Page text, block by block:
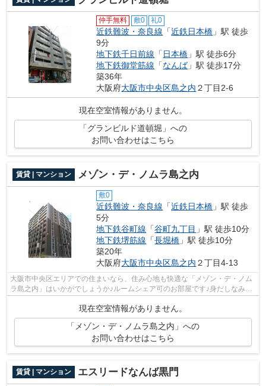
仲手無料 敷0 礼0
近鉄難波・奈良線 「近鉄日本橋 」駅 徒歩
9分
地下鉄千日前線 「 日本橋 」駅 徒歩6分
地下鉄御堂筋線 「なんば」駅 徒歩17分
築36年
大阪府大阪市中央区島之内 ２丁目2-6
現在空室情報がありません。
「グランビルド道頓堀」への
お問い合わせはこちら
賃貸 | マンション メゾン・デ・ノムラ島之内
敷0
近鉄難波・奈良線 「近鉄日本橋 」駅 徒歩
5分
地下鉄谷町線 「谷町九丁目 」駅 徒歩10分
地下鉄堺筋線 「長堀橋 」駅 徒歩10分
築20年
大阪府大阪市中央区島之内 ２丁目4-13
大阪市中央区エリアでの住まいなら、住み心地も快適な「メゾン・デ・ノム
ラ島之内」はいかがでしょうか♪ルームシェア可のお部屋です♪身だしなみを
整えるのにもお使いいただける、独立...
現在空室情報がありません。
「メゾン・デ・ノムラ島之内」への
お問い合わせはこちら
賃貸 | マンション エスリードなんば黒門